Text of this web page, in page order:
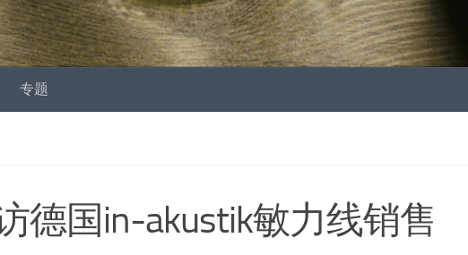
专题
德国in-akustik敏力线销售